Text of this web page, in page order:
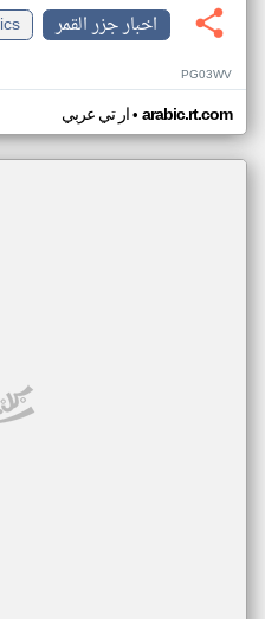
اخبار جزر القمر
PG03WV
ار تي عربي• arabic.rt.com